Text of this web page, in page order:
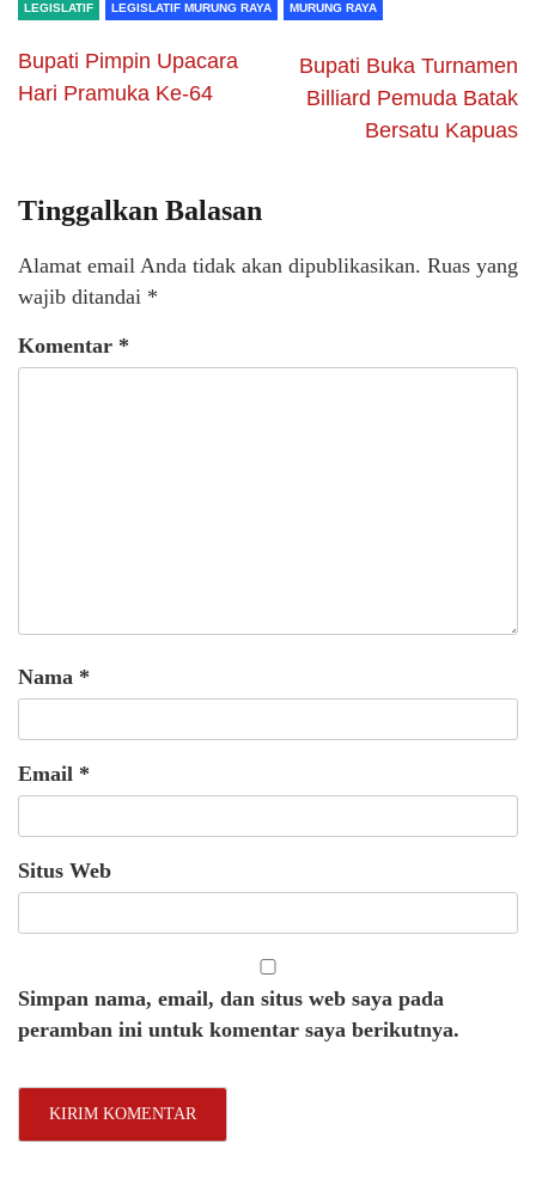
LEGISLATIF LEGISLATIF MURUNG RAYA MURUNG RAYA
Bupati Pimpin Upacara
Hari Pramuka Ke-64
Bupati Buka Turnamen
Billiard Pemuda Batak
Bersatu Kapuas
Tinggalkan Balasan
Alamat email Anda tidak akan dipublikasikan. Ruas yang
wajib ditandai *
Komentar *
Nama *
Email *
Situs Web
Simpan nama, email, dan situs web saya pada
peramban ini untuk komentar saya berikutnya.